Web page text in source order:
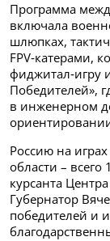
Программа
включала
шлюпках,
FPV‑катерами,
фиджитал‑игру
Победителей»,
в инженерном
Россию на
области –
курсанта
Губернатор
победителей и